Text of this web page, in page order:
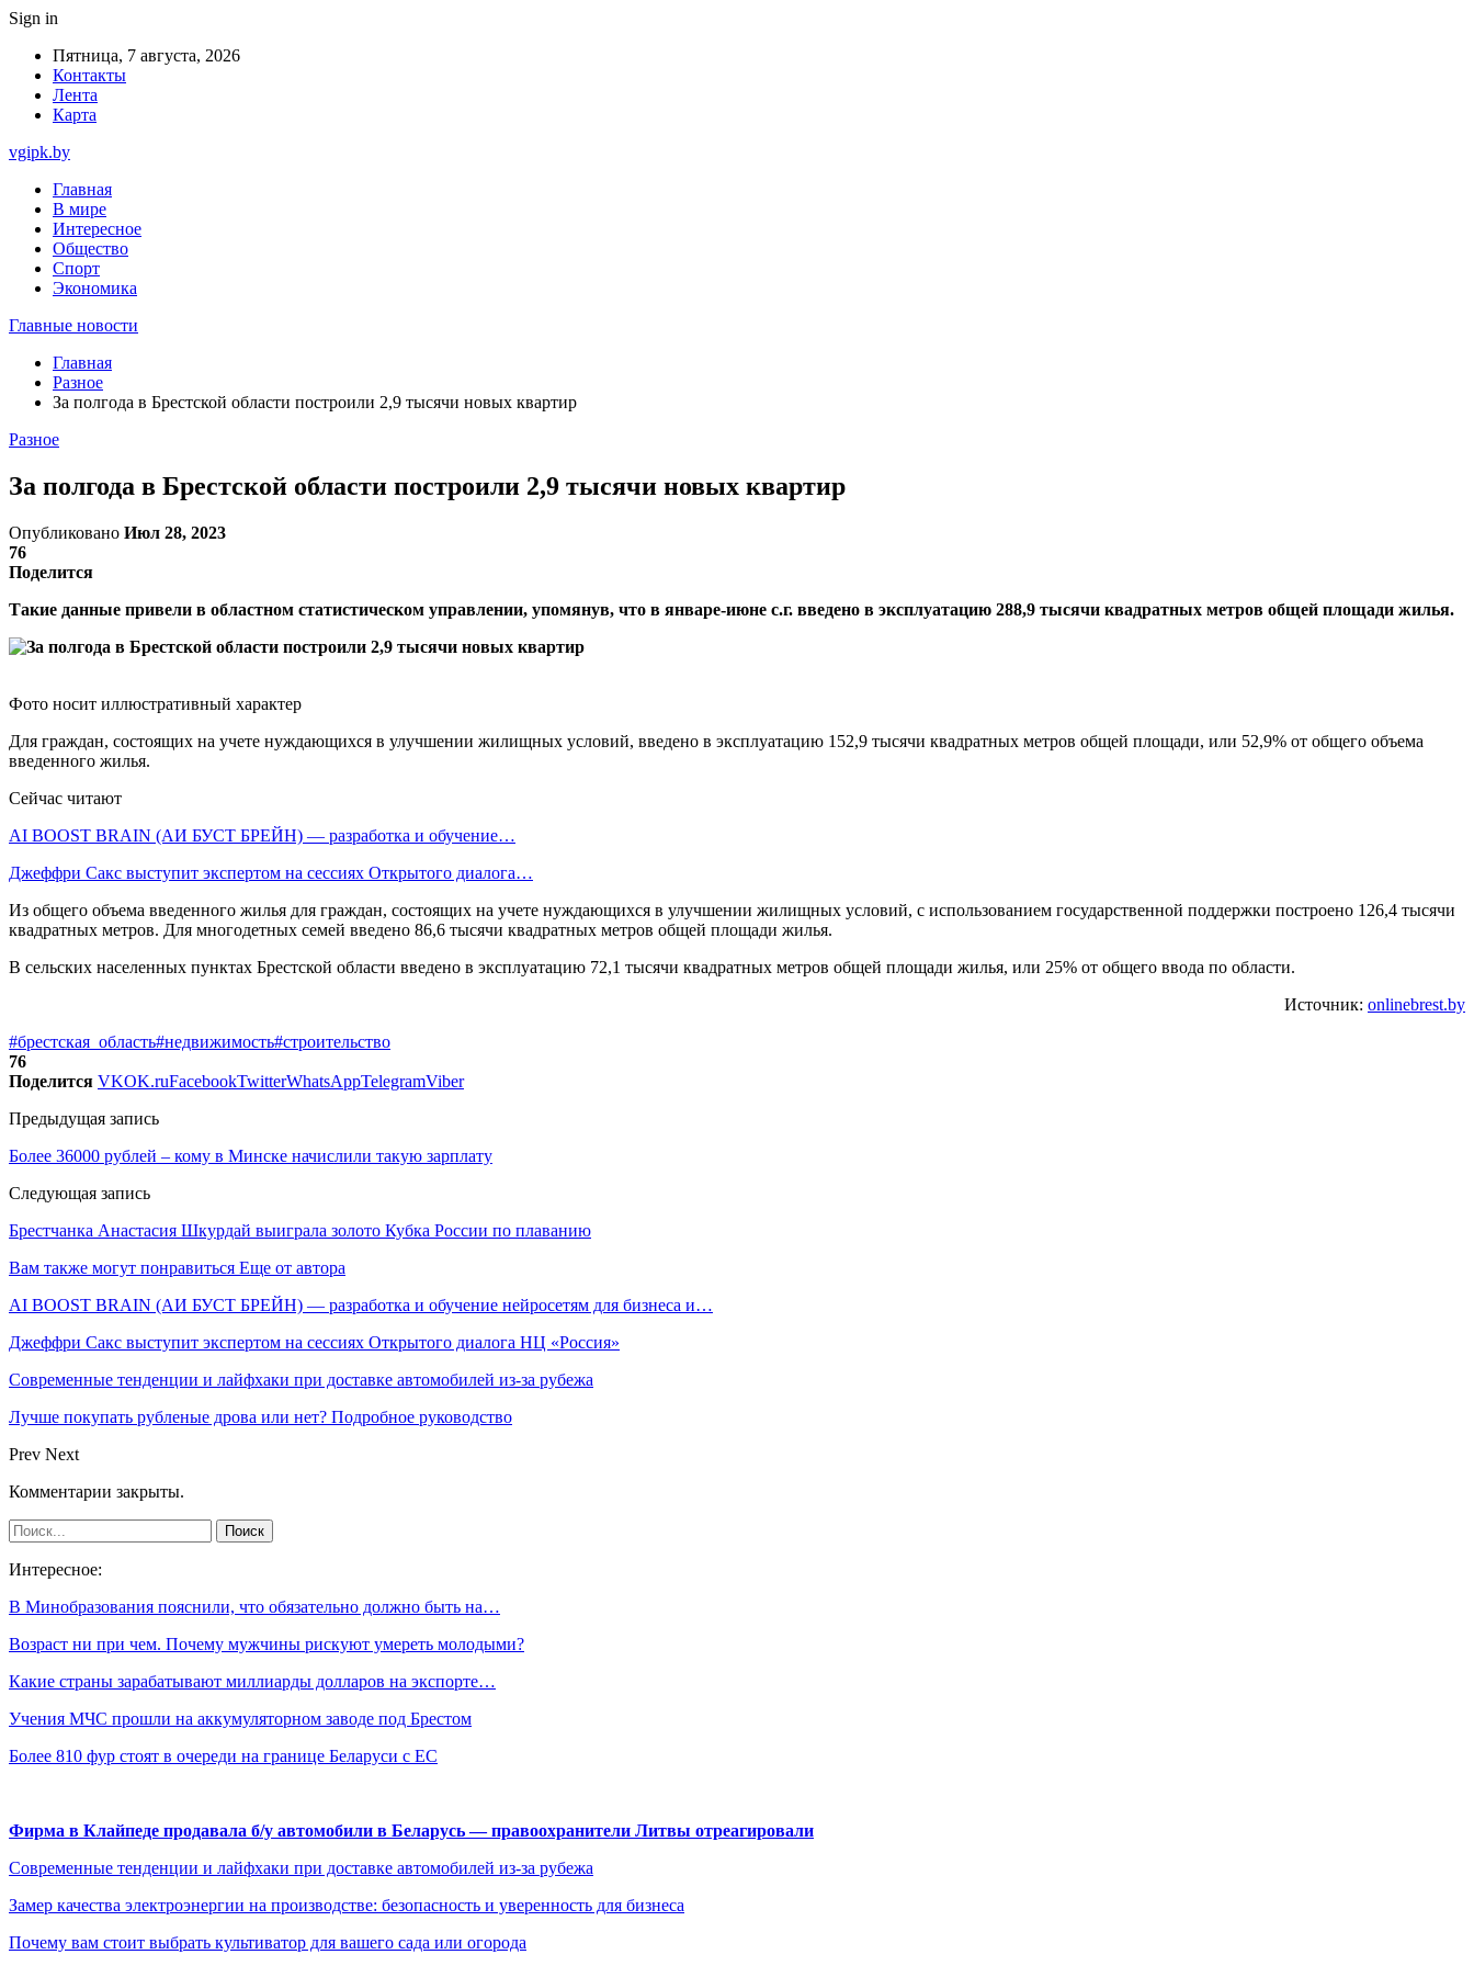
Sign in
Пятница, 7 августа, 2026
Контакты
Лента
Карта
vgipk.by
Главная
В мире
Интересное
Общество
Спорт
Экономика
Главные новости
Главная
Разное
За полгода в Брестской области построили 2,9 тысячи новых квартир
Разное
За полгода в Брестской области построили 2,9 тысячи новых квартир
Опубликовано Июл 28, 2023
76
Поделится
Такие данные привели в областном статистическом управлении, упомянув, что в январе-июне с.г. введено в эксплуатацию 288,9 тысячи квадратных метров общей площади жилья.
Фото носит иллюстративный характер
Для граждан, состоящих на учете нуждающихся в улучшении жилищных условий, введено в эксплуатацию 152,9 тысячи квадратных метров общей площади, или 52,9% от общего объема
введенного жилья.
Сейчас читают
AI BOOST BRAIN (АИ БУСТ БРЕЙН) — разработка и обучение…
Джеффри Сакс выступит экспертом на сессиях Открытого диалога…
Из общего объема введенного жилья для граждан, состоящих на учете нуждающихся в улучшении жилищных условий, с использованием государственной поддержки построено 126,4 тысячи
квадратных метров. Для многодетных семей введено 86,6 тысячи квадратных метров общей площади жилья.
В сельских населенных пунктах Брестской области введено в эксплуатацию 72,1 тысячи квадратных метров общей площади жилья, или 25% от общего ввода по области.
Источник: onlinebrest.by
#брестская_область#недвижимость#строительство
76
Поделится VKOK.ruFacebookTwitterWhatsAppTelegramViber
Предыдущая запись
Более 36000 рублей – кому в Минске начислили такую зарплату
Следующая запись
Брестчанка Анастасия Шкурдай выиграла золото Кубка России по плаванию
Вам также могут понравиться Еще от автора
AI BOOST BRAIN (АИ БУСТ БРЕЙН) — разработка и обучение нейросетям для бизнеса и…
Джеффри Сакс выступит экспертом на сессиях Открытого диалога НЦ «Россия»
Современные тенденции и лайфхаки при доставке автомобилей из-за рубежа
Лучше покупать рубленые дрова или нет? Подробное руководство
Prev Next
Комментарии закрыты.
Интересное:
В Минобразования пояснили, что обязательно должно быть на…
Возраст ни при чем. Почему мужчины рискуют умереть молодыми?
Какие страны зарабатывают миллиарды долларов на экспорте…
Учения МЧС прошли на аккумуляторном заводе под Брестом
Более 810 фур стоят в очереди на границе Беларуси с ЕС
Фирма в Клайпеде продавала б/у автомобили в Беларусь — правоохранители Литвы отреагировали
Современные тенденции и лайфхаки при доставке автомобилей из-за рубежа
Замер качества электроэнергии на производстве: безопасность и уверенность для бизнеса
Почему вам стоит выбрать культиватор для вашего сада или огорода